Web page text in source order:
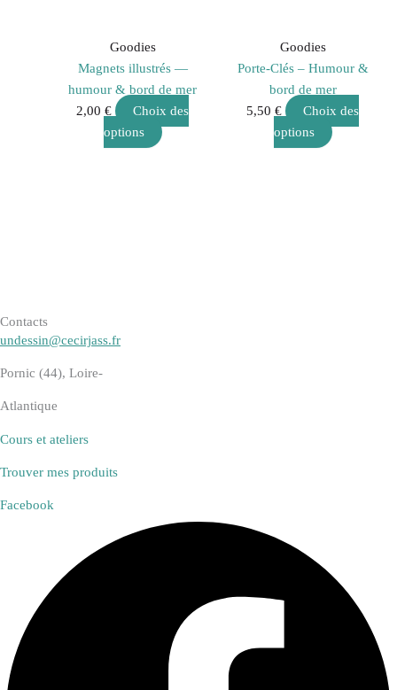
Goodies
Magnets illustrés —
humour & bord de mer
2,00€
Choix des
options
être
choisies
sur
la
Goodies
Porte-Clés – Humour &
bord de mer
5,50€
Choix des
options
être
choisies
sur
la
Contacts
undessin@cecirjass.fr
Pornic (44), Loire-
Atlantique
Cours et ateliers
Trouver mes produits
Facebook